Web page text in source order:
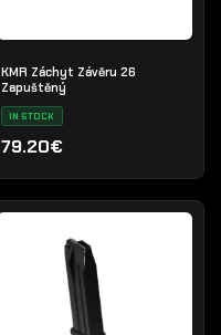
KMR Záchyt Závěru 26
Zapuštěný
IN STOCK
79.20€